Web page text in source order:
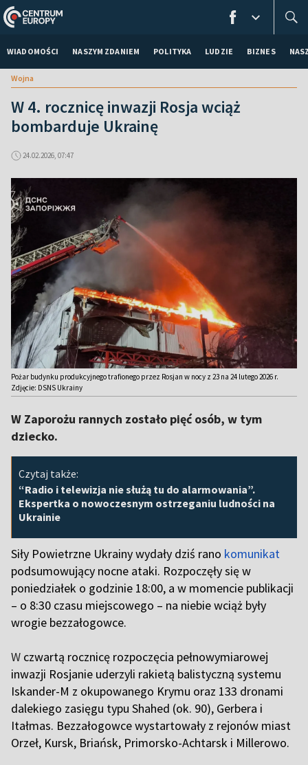
WIADOMOŚCI NASZYM ZDANIEM POLITYKA LUDZIE BIZNES
Wojna
W 4. rocznicę inwazji Rosja wciąż
bombarduje Ukrainę
24.02.2026, 07:47
Pożar budynku produkcyjnego trafionego przez Rosjan w nocy z 23 na 24 lutego 2026 r.
Zdjęcie: DSNS Ukrainy
W Zaporożu rannych zostało pięć osób, w tym
dziecko.
Czytaj także:
“Radio i telewizja nie służą tu do alarmowania”.
Ekspertka o nowoczesnym ostrzeganiu ludności na
Ukrainie
Siły Powietrzne Ukrainy wydały dziś rano komunikat
podsumowujący nocne ataki. Rozpoczęły się w
poniedziałek o godzinie 18:00, a w momencie publikacji
– o 8:30 czasu miejscowego – na niebie wciąż były
wrogie bezzałogowce.
W czwartą rocznicę rozpoczęcia pełnowymiarowej
inwazji Rosjanie uderzyli rakietą balistyczną systemu
Iskander-M z okupowanego Krymu oraz 133 dronami
dalekiego zasięgu typu Shahed (ok. 90), Gerbera i
Itałmas. Bezzałogowce wystartowały z rejonów miast
Orzeł, Kursk, Briańsk, Primorsko-Achtarsk i Millerowo.